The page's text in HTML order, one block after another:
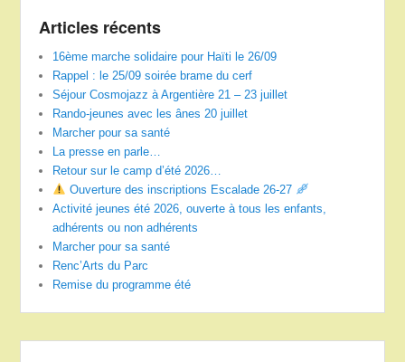
Articles récents
16ème marche solidaire pour Haïti le 26/09
Rappel : le 25/09 soirée brame du cerf
Séjour Cosmojazz à Argentière 21 – 23 juillet
Rando-jeunes avec les ânes 20 juillet
Marcher pour sa santé
La presse en parle…
Retour sur le camp d’été 2026…
Ouverture des inscriptions Escalade 26-27
Activité jeunes été 2026, ouverte à tous les enfants,
adhérents ou non adhérents
Marcher pour sa santé
Renc’Arts du Parc
Remise du programme été